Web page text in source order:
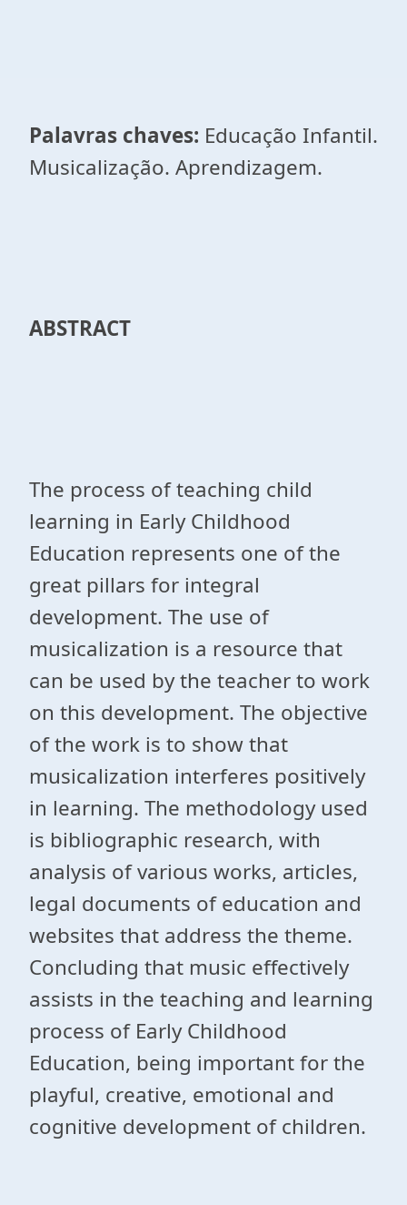
Palavras chaves: Educação Infantil.
Musicalização. Aprendizagem.
ABSTRACT
The process of teaching child
learning in Early Childhood
Education represents one of the
great pillars for integral
development. The use of
musicalization is a resource that
can be used by the teacher to work
on this development. The objective
of the work is to show that
musicalization interferes positively
in learning. The methodology used
is bibliographic research, with
analysis of various works, articles,
legal documents of education and
websites that address the theme.
Concluding that music effectively
assists in the teaching and learning
process of Early Childhood
Education, being important for the
playful, creative, emotional and
cognitive development of children.